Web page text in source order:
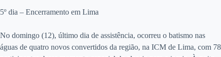
5º dia – Encerramento em Lima
No domingo (12), último dia de assistência, ocorreu o batismo nas
águas de quatro novos convertidos da região, na ICM de Lima, com 78